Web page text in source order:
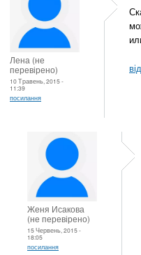
Лена (не
перевірено)
10 Травень, 2015 -
11:39
посилання
Женя Исакова
(не перевірено)
15 Червень, 2015 -
18:05
посилання